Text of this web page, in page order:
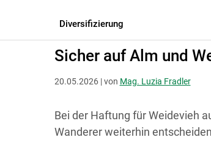
Diversifizierung
LK Kärnten Recht & Steuer
Sicher auf Alm und
20.05.2026 | von Mag. Luzia Fradler
Bei der Haftung für Weidevieh
Wanderer weiterhin